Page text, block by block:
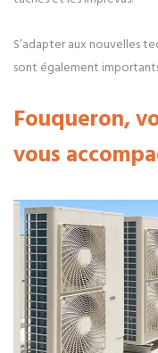
S’adapter aux nouvelles
sont également
Fouqueron,
vous